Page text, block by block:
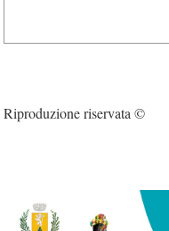
Riproduzione riservata ©